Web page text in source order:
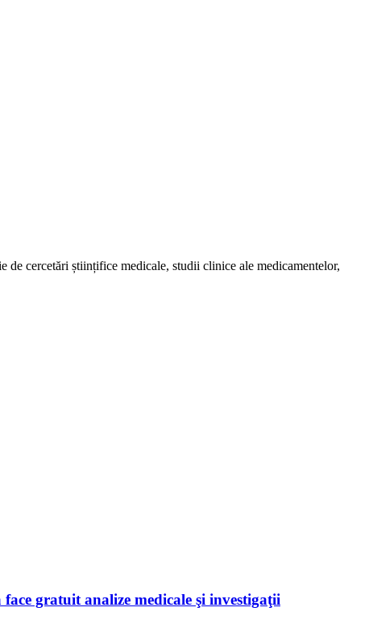
cercetări științifice medicale, studii clinice ale medicamentelor,
gratuit analize medicale şi investigaţii